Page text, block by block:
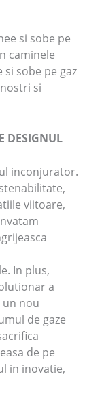
si sobe pe
caminele
sobe pe gaz
si
DESIGNUL
inconjurator.
viitoare,
In plus,
a
nou
de gaze
de pe
in inovatie,